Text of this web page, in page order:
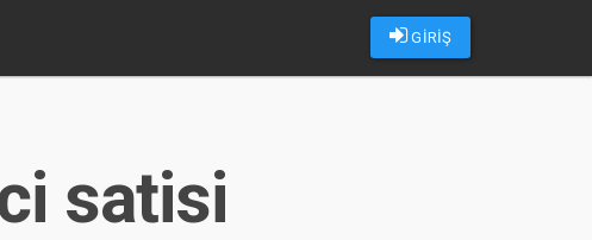
GİRİŞ
satisi